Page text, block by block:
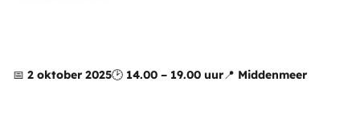
📅 2 oktober 2025🕑 14.00 – 19.00 uur📍 Middenmeer